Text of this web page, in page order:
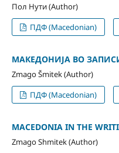
Пол Нути (Author)
ПДФ (Macedonian)
МАКЕДОНИЈА ВО
Zmago Šmitek (Author)
ПДФ (Macedonian)
MACEDONIA IN THE
Zmago Shmitek (Author)